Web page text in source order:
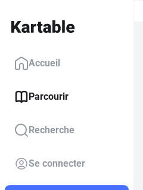
Accueil
Parcourir
Recherche
Se connecter